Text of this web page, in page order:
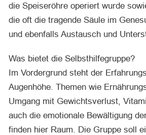
die Speiseröhre operiert wurde
die oft die tragende Säule im
und ebenfalls Austausch und
Was bietet die Selbsthilfegruppe?
Im Vordergrund steht der
Augenhöhe. Themen wie
Umgang mit Gewichtsverlust,
auch die emotionale Bewältigung
finden hier Raum. Die Gruppe soll